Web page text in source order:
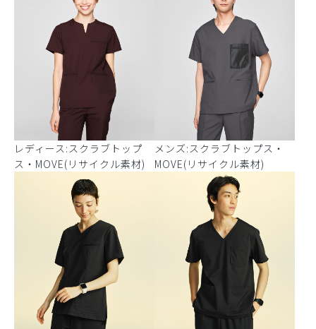
レディース:スクラブトップ
ス・MOVE(リサイクル素材)
メンズ:スクラブトップス・
MOVE(リサイクル素材)